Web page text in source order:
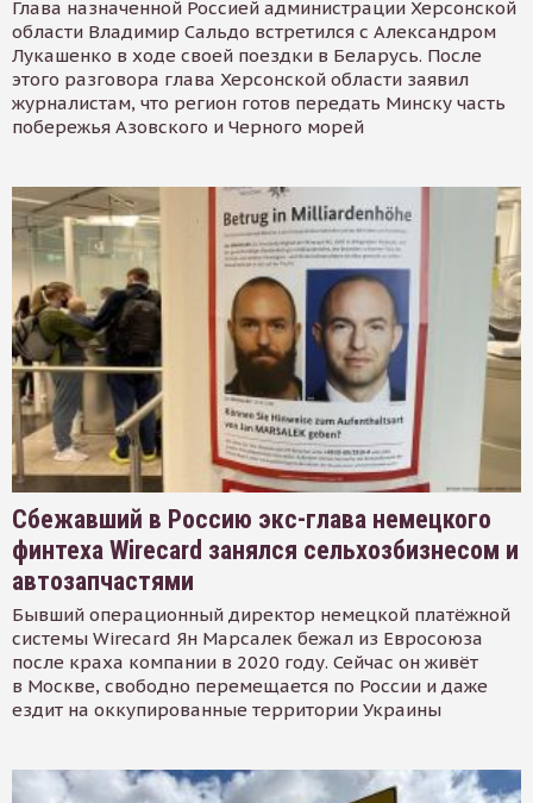
Глава назначенной Россией администрации Херсонской
области Владимир Сальдо встретился с Александром
Лукашенко в ходе своей поездки в Беларусь. После
этого разговора глава Херсонской области заявил
журналистам, что регион готов передать Минску часть
побережья Азовского и Черного морей
Сбежавший в Россию экс-глава немецкого
финтеха Wirecard занялся сельхозбизнесом и
автозапчастями
Бывший операционный директор немецкой платёжной
системы Wirecard Ян Марсалек бежал из Евросоюза
после краха компании в 2020 году. Сейчас он живёт
в Москве, свободно перемещается по России и даже
ездит на оккупированные территории Украины